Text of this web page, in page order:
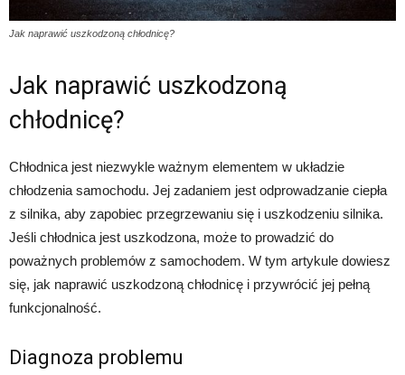
Jak naprawić uszkodzoną chłodnicę?
Jak naprawić uszkodzoną
chłodnicę?
Chłodnica jest niezwykle ważnym elementem w układzie
chłodzenia samochodu. Jej zadaniem jest odprowadzanie ciepła
z silnika, aby zapobiec przegrzewaniu się i uszkodzeniu silnika.
Jeśli chłodnica jest uszkodzona, może to prowadzić do
poważnych problemów z samochodem. W tym artykule dowiesz
się, jak naprawić uszkodzoną chłodnicę i przywrócić jej pełną
funkcjonalność.
Diagnoza problemu